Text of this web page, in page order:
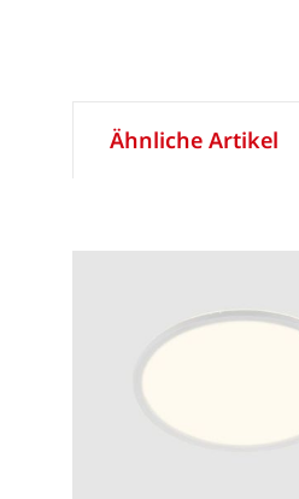
Ähnliche Artikel